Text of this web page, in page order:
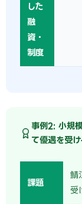
した
融
資・
制度
事例2: 小規
て優遇を受け
課題
鯖
受